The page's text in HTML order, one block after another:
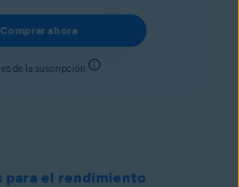
Comprar ahora
de la suscripción
para el rendimiento